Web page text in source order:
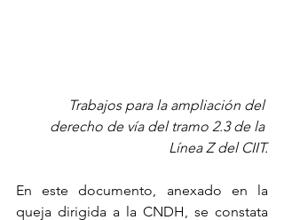
Trabajos para la ampliación del
derecho de vía del tramo 2.3 de la
Línea Z del CIIT.
En este documento, anexado en la
queja dirigida a la CNDH, se constata